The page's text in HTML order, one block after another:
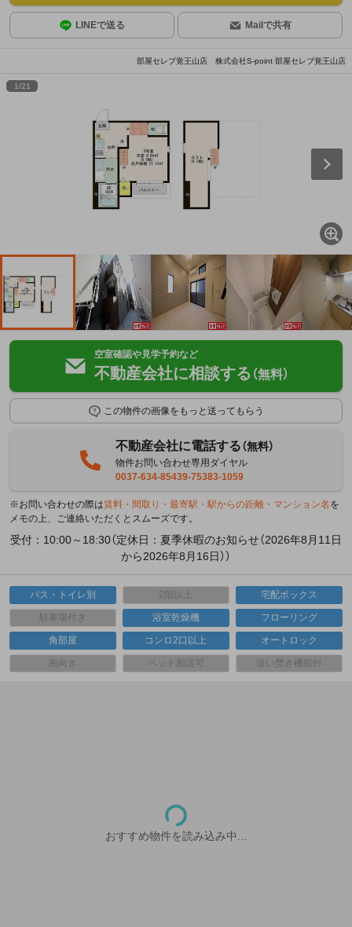
LINEで送る Mailで共有
部屋セレブ覚王山店 株式会社S-point 部屋セレブ覚王山店
1/21
空室確認や見学予約など
不動産会社に相談する （無料）
この物件の画像をもっと送ってもらう
不動産会社に電話する（無料）
物件お問い合わせ専用ダイヤル
0037-634-85439-75383-1059
※お問い合わせの際は賃料・間取り・最寄駅・駅からの距離・マンション名 を
メモの上、ご連絡いただくとスムーズです。
受付：10:00～18:30（定休日：夏季休暇のお知らせ（2026年8月11日
から2026年8月16日））
バス・トイレ別 2階以上 宅配ボックス
駐車場付き 浴室乾燥機 フローリング
角部屋 コンロ2口以上 オートロック
南向き ペット相談可 追い焚き機能付
おすすめ物件を読み込み中...